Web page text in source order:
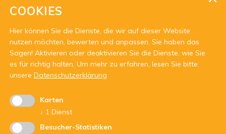
PEC:njg@gardenapec.it
Mit Unterstützung von:
COOKIES
Hier können Sie die Dienste, die wir auf dieser Website
nutzen möchten, bewerten und anpassen. Sie haben das
Sagen! Aktivieren oder deaktivieren Sie die Dienste, wie Sie
es für richtig halten. Um mehr zu erfahren, lesen Sie bitte
unsere Datenschutzerklärung
Karten
↓ 1 Dienst
Besucher-Statistiken